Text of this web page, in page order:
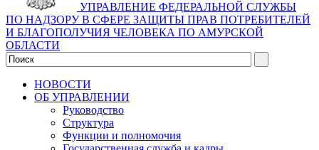
УПРАВЛЕНИЕ ФЕДЕРАЛЬНОЙ СЛУЖБЫ
ПО НАДЗОРУ В СФЕРЕ ЗАЩИТЫ ПРАВ ПОТРЕБИТЕЛЕЙ
И БЛАГОПОЛУЧИЯ ЧЕЛОВЕКА ПО АМУРСКОЙ
ОБЛАСТИ
НОВОСТИ
ОБ УПРАВЛЕНИИ
Руководство
Структура
Функции и полномочия